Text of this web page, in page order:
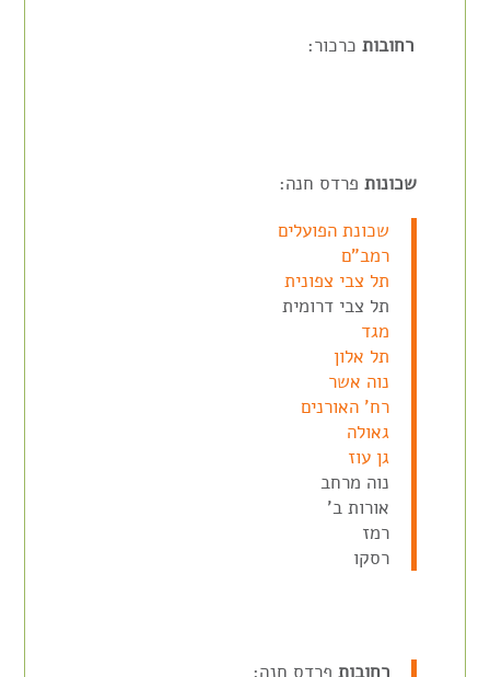
רחובות כרכור:
שכונות פרדס חנה:
שכונת הפועלים
רמב"ם
תל צבי צפונית
תל צבי דרומית
מגד
תל אלון
נוה אשר
רח' האורנים
גאולה
גן עוז
נוה מרחב
אורות ב'
רמז
רסקו